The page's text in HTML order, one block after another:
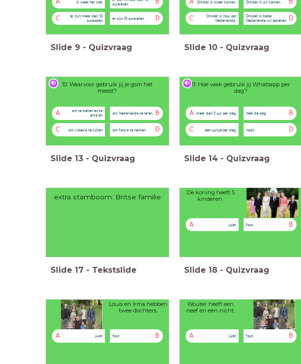
A ik weet het niet B
cursisten
C
er zijn meer dan 10
cursisten
D
er zijn 10 cursisten
Slide 9 - Quizvraag
A Omdat ik moet komen. B
Omdat ik wil komen.
C
Omdat ik hou van
Nederlands.
D
Omdat ik beter
Nederlands wil spreken.
Slide 10 - Quizvraag
10. Waarvoor gebruik jij je gsm het
meest?
A
om te bellen en te
sms'en
B
om Nederlands te leren
C om video's te kijken D
om foto's te nemen
Slide 13 - Quizvraag
11. Hoe vaak gebruik jij Whatsapp per
dag?
A meer dan 3 uur per dag B
heel de dag
C een uurtje per dag D
nooit
Slide 14 - Quizvraag
extra stamboom: Britse familie
Slide 17 - Tekstslide
De koning heeft 5
kinderen.
A juist B
fout
Slide 18 - Quizvraag
Louis en Irma hebben
twee dochters.
A juist B
fout
Wouter heeft een
neef en een nicht.
A juist B
fout